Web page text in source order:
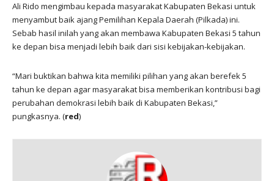
Ali Rido mengimbau kepada masyarakat Kabupaten Bekasi untuk
menyambut baik ajang Pemilihan Kepala Daerah (Pilkada) ini.
Sebab hasil inilah yang akan membawa Kabupaten Bekasi 5 tahun
ke depan bisa menjadi lebih baik dari sisi kebijakan-kebijakan.
“Mari buktikan bahwa kita memiliki pilihan yang akan berefek 5
tahun ke depan agar masyarakat bisa memberikan kontribusi bagi
perubahan demokrasi lebih baik di Kabupaten Bekasi,”
pungkasnya. (red)